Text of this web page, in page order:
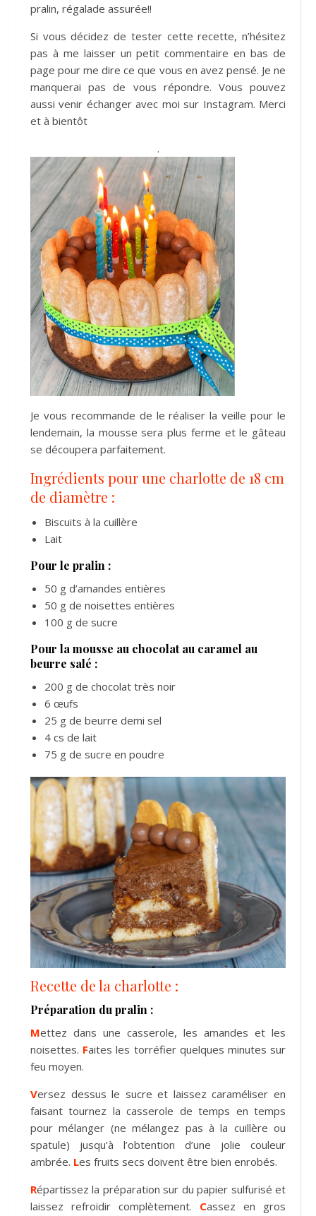
pralin, régalade assurée!!
Si vous décidez de tester cette recette, n’hésitez
pas à me laisser un petit commentaire en bas de
page pour me dire ce que vous en avez pensé. Je ne
manquerai pas de vous répondre. Vous pouvez
aussi venir échanger avec moi sur Instagram. Merci
et à bientôt
.
Je vous recommande de le réaliser la veille pour le
lendemain, la mousse sera plus ferme et le gâteau
se découpera parfaitement.
Ingrédients pour une charlotte de 18 cm
de diamètre :
Biscuits à la cuillère
Lait
Pour le pralin :
50 g d’amandes entières
50 g de noisettes entières
100 g de sucre
Pour la mousse au chocolat au caramel au
beurre salé :
200 g de chocolat très noir
6 œufs
25 g de beurre demi sel
4 cs de lait
75 g de sucre en poudre
Recette de la charlotte :
Préparation du pralin :
Mettez dans une casserole, les amandes et les
noisettes. Faites les torréfier quelques minutes sur
feu moyen.
Versez dessus le sucre et laissez caraméliser en
faisant tournez la casserole de temps en temps
pour mélanger (ne mélangez pas à la cuillère ou
spatule) jusqu’à l’obtention d’une jolie couleur
ambrée. Les fruits secs doivent être bien enrobés.
Répartissez la préparation sur du papier sulfurisé et
laissez refroidir complètement. Cassez en gros